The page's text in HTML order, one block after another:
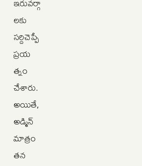
లకు
సర్దిచెప్పే
ప్రయ
త్నం
చేశారు.
అయితే,
అడ్మిన్
మాత్రం
తన